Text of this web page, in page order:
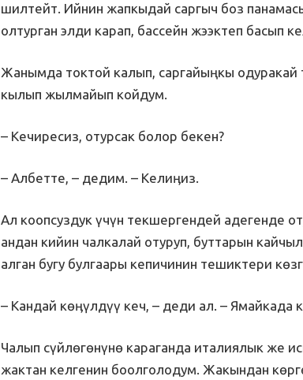
шилтейт. Ийнин жапкыдай саргыч боз
олтурган элди карап, бассейн жээктеп басып
Жанымда токтой калып, саргайыңкы
кылып жылмайып койдум.
– Кечиресиз, отурсак болор бекен?
– Албетте, – дедим. – Келиӊиз.
Ал коопсуздук үчүн текшергендей адегенде
андан кийин чалкалай отуруп, буттарын
алган бугу булгаары кепичинин тешиктери
– Кандай көӊүлдүү кеч, – деди ал. – Ямайкада
Чалып сүйлөгөнүнө караганда италиялык же
жактан келгенин боолголодум. Жакындан